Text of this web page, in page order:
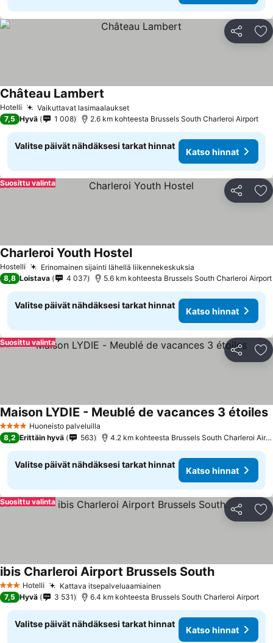
Jaa
Hotelli Vaikuttavat lasimaalaukset
Château Lambert
7,5 Hyvä 1 008 2.6 km kohteesta Brussels South Charleroi Airport
Valitse päivät nähdäksesi tarkat hinnat
Katso hinnat
Jaa
Suosittu valinta
Hostelli Erinomainen sijainti lähellä liikennekeskuksia
Charleroi Youth Hostel
8,8 Loistava 4 037 5.6 km kohteesta Brussels South Charleroi Airport
Valitse päivät nähdäksesi tarkat hinnat
Katso hinnat
Jaa
Suosittu valinta
4 TähtiluokitusHuoneisto palveluilla
Maison LYDIE - Meublé de vacances 3 étoiles
8,2 Erittäin hyvä 563 4.2 km kohteesta Brussels South Charleroi Airport
Valitse päivät nähdäksesi tarkat hinnat
Katso hinnat
Jaa
Suosittu valinta
3 Tähtiluokitus
Hotelli Kattava itsepalveluaamiainen
ibis Charleroi Airport Brussels South
7,5 Hyvä 3 531 6.4 km kohteesta Brussels South Charleroi Airport
Valitse päivät nähdäksesi tarkat hinnat
Katso hinnat